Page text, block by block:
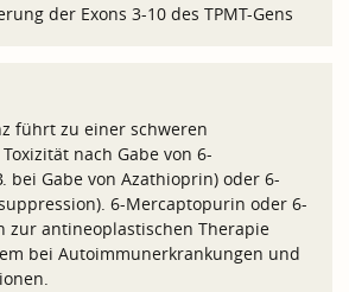
der Exons 3-10 des TPMT-Gens
führt zu einer schweren
nach Gabe von 6-
bei Gabe von Azathioprin) oder 6-
6-Mercaptopurin oder 6-
zur antineoplastischen Therapie
bei Autoimmunerkrankungen und